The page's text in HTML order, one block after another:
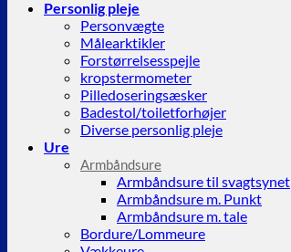
Personlig pleje
Personvægte
Målearktikler
Forstørrelsesspejle
kropstermometer
Pilledoseringsæsker
Badestol/toiletforhøjer
Diverse personlig pleje
Ure
Armbåndsure
Armbåndsure til svagtsynet
Armbåndsure m. Punkt
Armbåndsure m. tale
Bordure/Lommeure